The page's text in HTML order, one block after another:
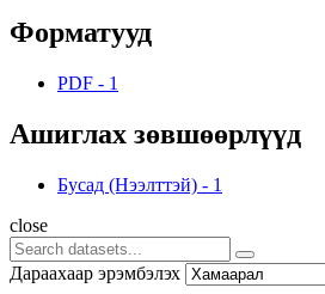
Форматууд
PDF - 1
Ашиглах зөвшөөрлүүд
Бусад (Нээлттэй) - 1
close
Дараахаар эрэмбэлэх